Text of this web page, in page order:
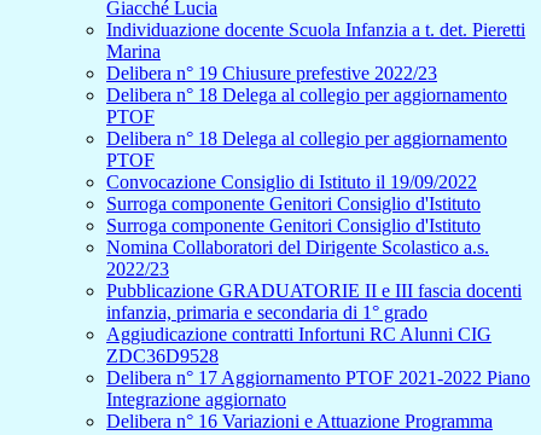
Giacché Lucia
Individuazione docente Scuola Infanzia a t. det. Pieretti
Marina
Delibera n° 19 Chiusure prefestive 2022/23
Delibera n° 18 Delega al collegio per aggiornamento
PTOF
Delibera n° 18 Delega al collegio per aggiornamento
PTOF
Convocazione Consiglio di Istituto il 19/09/2022
Surroga componente Genitori Consiglio d'Istituto
Surroga componente Genitori Consiglio d'Istituto
Nomina Collaboratori del Dirigente Scolastico a.s.
2022/23
Pubblicazione GRADUATORIE II e III fascia docenti
infanzia, primaria e secondaria di 1° grado
Aggiudicazione contratti Infortuni RC Alunni CIG
ZDC36D9528
Delibera n° 17 Aggiornamento PTOF 2021-2022 Piano
Integrazione aggiornato
Delibera n° 16 Variazioni e Attuazione Programma